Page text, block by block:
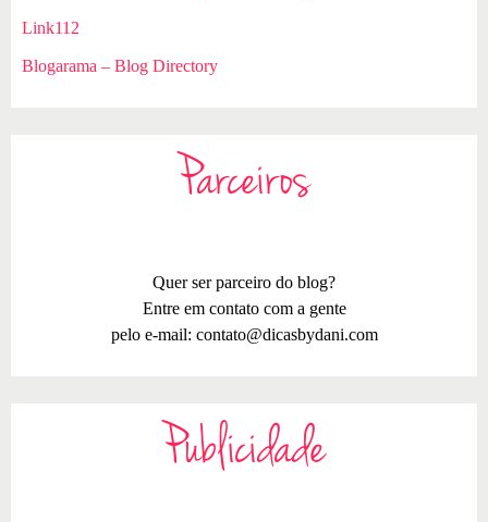
Link112
Blogarama – Blog Directory
Parceiros
Quer ser parceiro do blog?
Entre em contato com a gente
pelo e-mail: contato@dicasbydani.com
Publicidade